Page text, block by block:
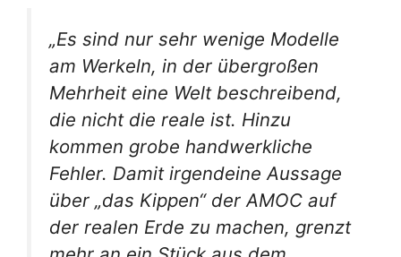
„Es sind nur sehr wenige Modelle
am Werkeln, in der übergroßen
Mehrheit eine Welt beschreibend,
die nicht die reale ist. Hinzu
kommen grobe handwerkliche
Fehler. Damit irgendeine Aussage
über „das Kippen“ der AMOC auf
der realen Erde zu machen, grenzt